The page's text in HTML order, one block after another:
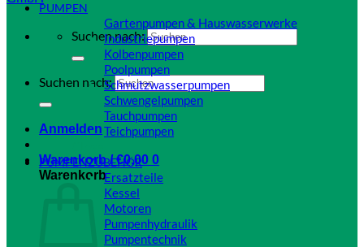
Suchen nach:
Suchen nach:
Anmelden
Warenkorb /€0,00 0
Warenkorb
PUMPEN
Gartenpumpen & Hauswasserwerke
Industriepumpen
Kolbenpumpen
Poolpumpen
Schmutzwasserpumpen
Schwengelpumpen
Tauchpumpen
Teichpumpen
PUMPENZUBEHÖR
Ersatzteile
Kessel
Motoren
Pumpenhydraulik
Pumpentechnik